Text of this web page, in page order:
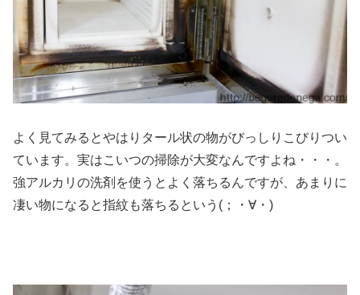
よく見てみるとやはりタール状の物がびっしりこびりつい
ています。実はこいつの掃除が大変なんですよね・・・。
強アルカリの洗剤を使うとよく落ちるんですが、あまりに
凄い物になると指紋も落ちるという(；・∀・)